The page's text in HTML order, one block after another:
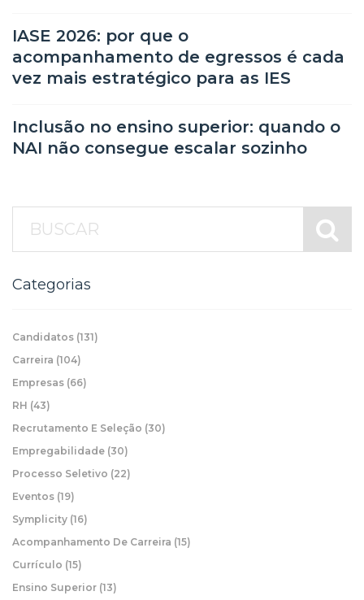
IASE 2026: por que o
acompanhamento de egressos é cada
vez mais estratégico para as IES
Inclusão no ensino superior: quando o
NAI não consegue escalar sozinho
Categorias
Candidatos (131)
Carreira (104)
Empresas (66)
RH (43)
Recrutamento E Seleção (30)
Empregabilidade (30)
Processo Seletivo (22)
Eventos (19)
Symplicity (16)
Acompanhamento De Carreira (15)
Currículo (15)
Ensino Superior (13)